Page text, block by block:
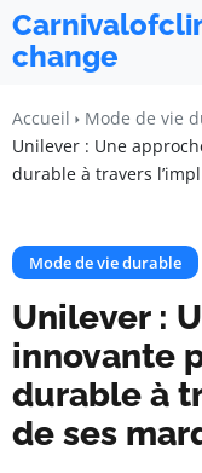
change
Accueil
Mode de vie
Unilever : Une
durable à travers
Mode de vie durable
Unilever :
innovante
durable à
de ses